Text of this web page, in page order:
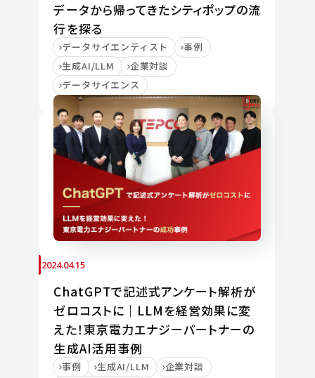
データから帰ってきたシティポップの流
行を探る
データサイエンティスト
事例
生成AI/LLM
企業対談
データサイエンス
2024.04.15
ChatGPTで記述式アンケート解析が
ゼロコストに｜LLMを経営効果に変
えた！東京電力エナジーパートナーの
生成AI活用事例
事例 生成AI/LLM
企業対談